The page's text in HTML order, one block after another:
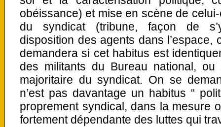
obéissance) et mise en scène de
du syndicat (tribune, façon de
disposition des agents dans
demandera si cet habitus est
des militants du Bureau national,
majoritaire du syndicat. On se
n’est pas davantage un habitus “
proprement syndical, dans la mesure
fortement dépendante des luttes qui